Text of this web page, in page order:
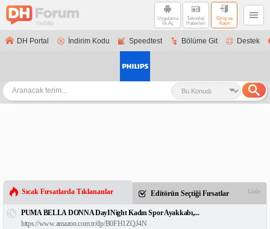
Uygulama
ile Aç
Teknoloji
Haberleri
Giriş ve
Kayıt
DH Portal İndirim Kodu Speedtest Bölüme Git Destek
Sıcak Fırsatlarda Tıklananlar Editörün Seçtiği Fırsatlar Gizle
PUMA BELLA DONNA DayINight Kadın Spor Ayakkabı,...
https://www.amazon.com.tr/dp/B0FH1ZQJ4N